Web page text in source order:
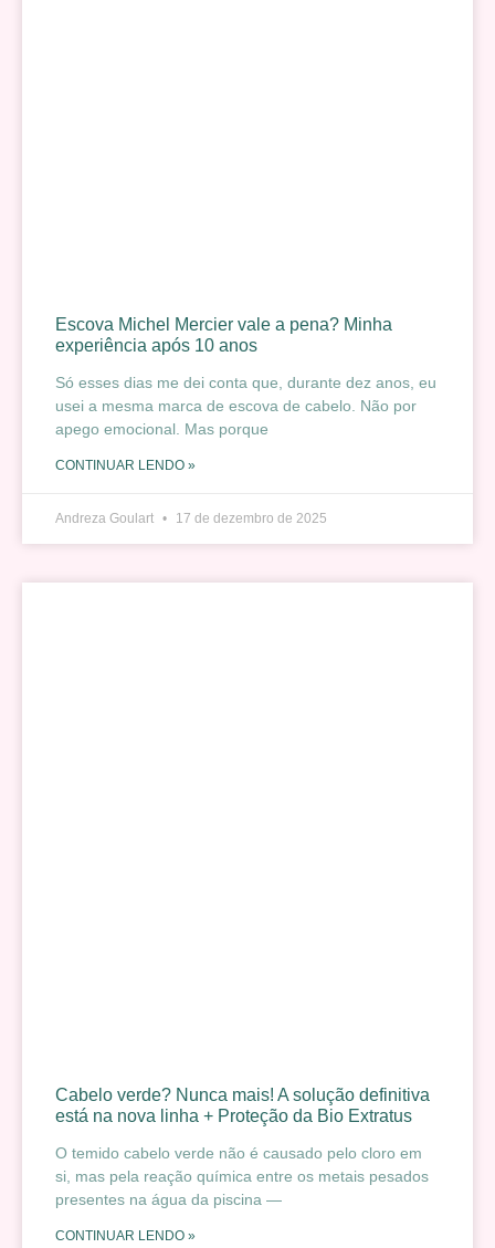
Escova Michel Mercier vale a pena? Minha
experiência após 10 anos
Só esses dias me dei conta que, durante dez anos, eu
usei a mesma marca de escova de cabelo. Não por
apego emocional. Mas porque
CONTINUAR LENDO »
Andreza Goulart 17 de dezembro de 2025
Cabelo verde? Nunca mais! A solução definitiva
está na nova linha + Proteção da Bio Extratus
O temido cabelo verde não é causado pelo cloro em
si, mas pela reação química entre os metais pesados
presentes na água da piscina —
CONTINUAR LENDO »